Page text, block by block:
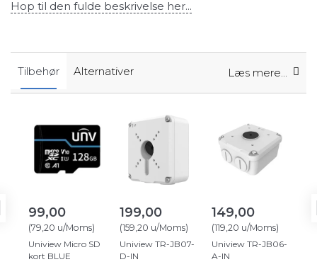
Hop til den fulde beskrivelse her...
Læs mere...
Tilbehør Alternativer
99,00
(79,20 u/Moms)
Uniview Micro SD
kort BLUE
199,00
(159,20 u/Moms)
Uniview TR-JB07-
D-IN
149,00
(119,20 u/Moms)
Uniview TR-JB06-
A-IN